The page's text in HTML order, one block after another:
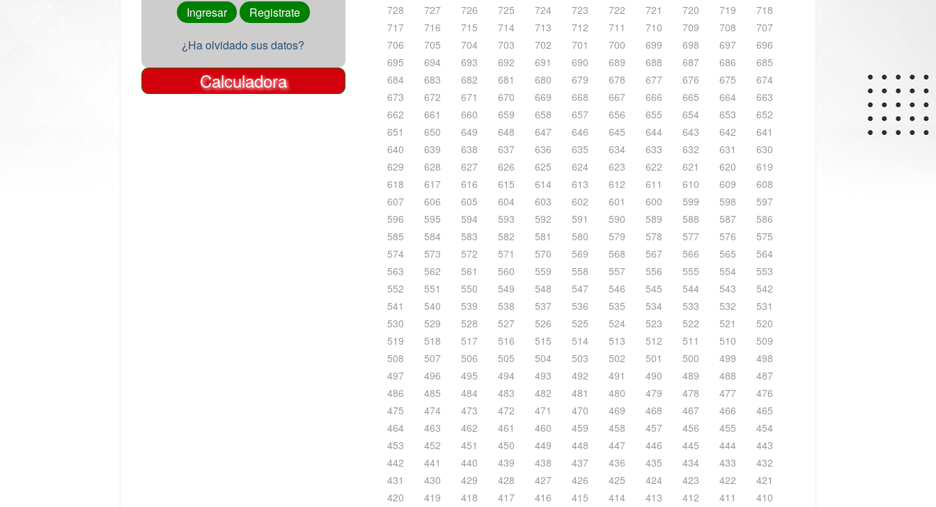
¿Ha olvidado sus datos?
Calculadora
728
727 726 725 724 723 722 721 720 719
718
717
716 715 714 713 712 711 710 709 708
707
706
705 704 703 702 701 700 699 698 697
696
695
694 693 692 691 690 689 688 687 686
685
684
683 682 681 680 679 678 677 676 675
674
673
672 671 670 669 668 667 666 665 664
663
662
661 660 659 658 657 656 655 654 653
652
651
650 649 648 647 646 645 644 643 642
641
640
639 638 637 636 635 634 633 632 631
630
629
628 627 626 625 624 623 622 621 620
619
618
617 616 615 614 613 612 611 610 609
608
607
606 605 604 603 602 601 600 599 598
597
596
595 594 593 592 591 590 589 588 587
586
585
584 583 582 581 580 579 578 577 576
575
574
573 572 571 570 569 568 567 566 565
564
563
562 561 560 559 558 557 556 555 554
553
552
551 550 549 548 547 546 545 544 543
542
541
540 539 538 537 536 535 534 533 532
531
530
529 528 527 526 525 524 523 522 521
520
519
518 517 516 515 514 513 512 511 510
509
508
507 506 505 504 503 502 501 500 499
498
497
496 495 494 493 492 491 490 489 488
487
486
485 484 483 482 481 480 479 478 477
476
475
474 473 472 471 470 469 468 467 466
465
464
463 462 461 460 459 458 457 456 455
454
453
452 451 450 449 448 447 446 445 444
443
442
441 440 439 438 437 436 435 434 433
432
431
430 429 428 427 426 425 424 423 422
421
420
419 418 417 416 415 414 413 412 411
410